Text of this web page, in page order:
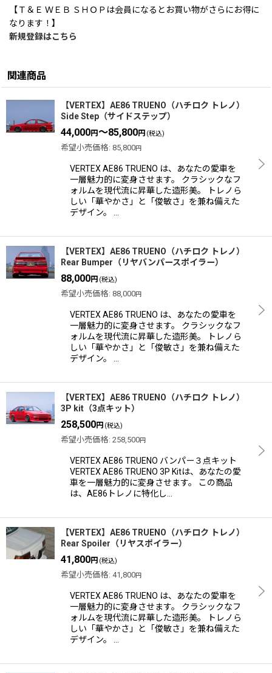
【Ｔ＆Ｅ ＷＥＢ ＳＨＯＰは会員になるとお買い物がさらにお得に
なります！】
新規登録はこちら
関連商品
【VERTEX】AE86 TRUENO（ハチロク トレノ）
Side Step（サイドステップ）
44,000円～85,800円 (税込)
希望小売価格: 85,800円
VERTEX AE86 TRUENO は、あなたの愛車を
一層魅力的に変身させます。 クラシックなフ
ォルムを現代流に昇華した造形美。 トレノら
しい「華やかさ」と「俊敏さ」を兼ね備えた
デザイン。 …
【VERTEX】AE86 TRUENO（ハチロク トレノ）
Rear Bumper（リヤバンパースポイラー）
88,000円 (税込)
希望小売価格: 88,000円
VERTEX AE86 TRUENO は、あなたの愛車を
一層魅力的に変身させます。 クラシックなフ
ォルムを現代流に昇華した造形美。 トレノら
しい「華やかさ」と「俊敏さ」を兼ね備えた
デザイン。 …
【VERTEX】AE86 TRUENO（ハチロク トレノ）
3P kit（3点キット）
258,500円 (税込)
希望小売価格: 258,500円
VERTEX AE86 TRUENO バンパー３点キット
VERTEX AE86 TRUENO 3P Kitは、あなたの愛
車を一層魅力的に変身させます。 この商品
は、AE86トレノに特化し…
【VERTEX】AE86 TRUENO（ハチロク トレノ）
Rear Spoiler（リヤスポイラー）
41,800円 (税込)
希望小売価格: 41,800円
VERTEX AE86 TRUENO は、あなたの愛車を
一層魅力的に変身させます。 クラシックなフ
ォルムを現代流に昇華した造形美。 トレノら
しい「華やかさ」と「俊敏さ」を兼ね備えた
デザイン。 …